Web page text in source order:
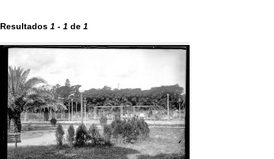
Resultados 1 - 1 de 1